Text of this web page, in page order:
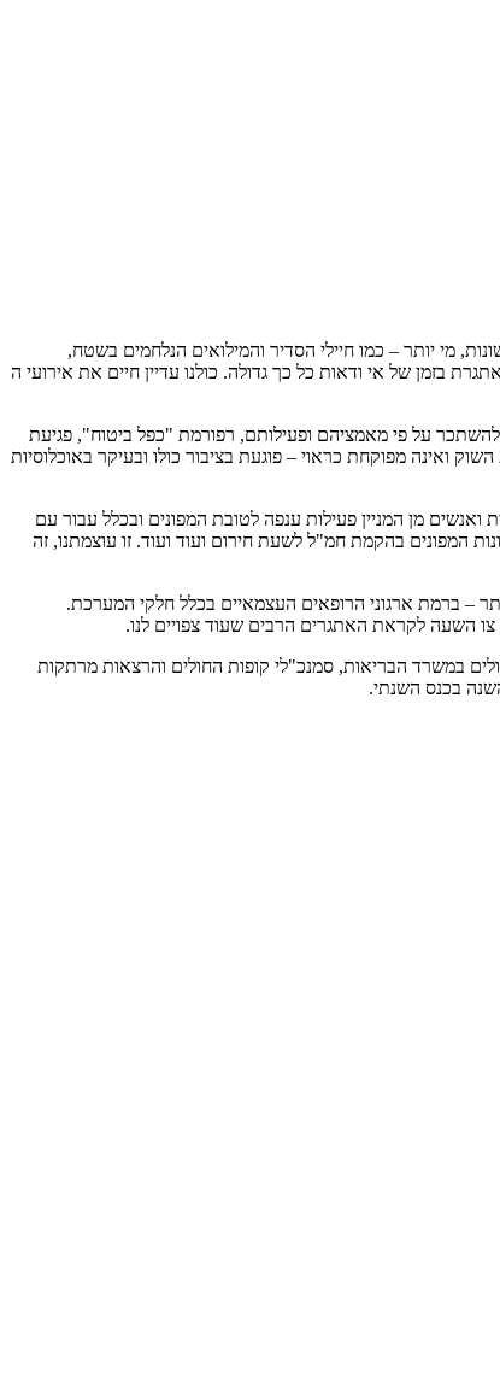
מי יותר – כמו חיילי הסדיר והמילואים הנלחמים בשטח,
בזמן של אי ודאות כל כך גדולה. כולנו עדיין חיים את אירועי ה
על פי מאמציהם ופעילותם, רפורמת "כפל ביטוח", פגיעת
ואינה מפוקחת כראוי – פוגעת בציבור כולו ובעיקר באוכלוסיות
מן המניין פעילות ענפה לטובת המפונים ובכלל עבור עם
המפונים בהקמת חמ"ל לשעת חירום ועוד ועוד. זו עוצמתנו, זה
– ברמת ארגוני הרופאים העצמאיים בכלל חלקי המערכת.
צו השעה לקראת האתגרים הרבים שעוד צפויים לנו.
על קופות החולים במשרד הבריאות, סמנכ"לי קופות החולים והרצאות מרתקות
בכנס השנתי.